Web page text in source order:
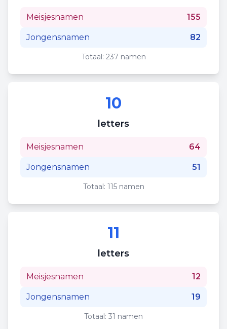
Meisjesnamen 155
Jongensnamen 82
Totaal: 237 namen
10
letters
Meisjesnamen 64
Jongensnamen 51
Totaal: 115namen
11
letters
Meisjesnamen 12
Jongensnamen 19
Totaal: 31 namen